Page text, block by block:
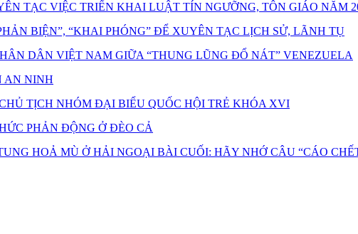
TẠC VIỆC TRIỂN KHAI LUẬT TÍN NGƯỠNG, TÔN GIÁO NĂM
BIỆN”, “KHAI PHÓNG” ĐỂ XUYÊN TẠC LỊCH SỬ, LÃNH TỤ
DÂN VIỆT NAM GIỮA “THUNG LŨNG ĐỔ NÁT” VENEZUELA
AN NINH
TỊCH NHÓM ĐẠI BIỂU QUỐC HỘI TRẺ KHÓA XVI
PHẢN ĐỘNG Ở ĐÈO CẢ
HOẢ MÙ Ở HẢI NGOẠI BÀI CUỐI: HÃY NHỚ CÂU “CÁO